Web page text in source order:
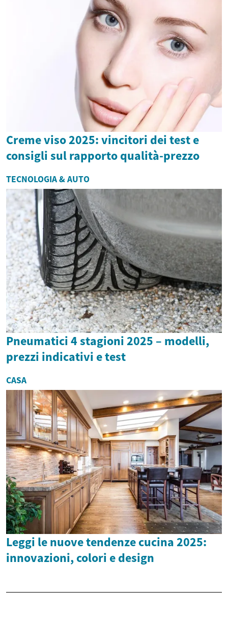
Creme viso 2025: vincitori dei test e
consigli sul rapporto qualità-prezzo
TECNOLOGIA & AUTO
Pneumatici 4 stagioni 2025 – modelli,
prezzi indicativi e test
CASA
Leggi le nuove tendenze cucina 2025:
innovazioni, colori e design